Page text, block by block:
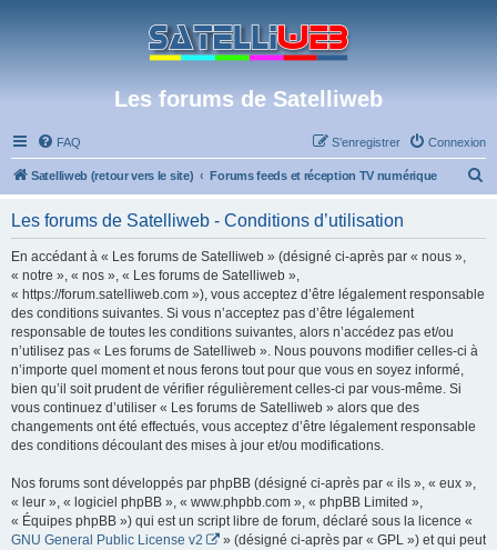
Les forums de Satelliweb
FAQ Connexion
S’enregistrer
Satelliweb (retour vers le site) Forums feeds et réception TV numérique
Les forums de Satelliweb - Conditions d’utilisation
En accédant à « Les forums de Satelliweb » (désigné ci-après par « nous »,
« notre », « nos », « Les forums de Satelliweb »,
« https://forum.satelliweb.com »), vous acceptez d’être légalement responsable
des conditions suivantes. Si vous n’acceptez pas d’être légalement
responsable de toutes les conditions suivantes, alors n’accédez pas et/ou
n’utilisez pas « Les forums de Satelliweb ». Nous pouvons modifier celles-ci à
n’importe quel moment et nous ferons tout pour que vous en soyez informé,
bien qu’il soit prudent de vérifier régulièrement celles-ci par vous-même. Si
vous continuez d’utiliser « Les forums de Satelliweb » alors que des
changements ont été effectués, vous acceptez d’être légalement responsable
des conditions découlant des mises à jour et/ou modifications.
Nos forums sont développés par phpBB (désigné ci-après par « ils », « eux »,
« leur », « logiciel phpBB », « www.phpbb.com », « phpBB Limited »,
« Équipes phpBB ») qui est un script libre de forum, déclaré sous la licence «
GNU General Public License v2
» (désigné ci-après par « GPL ») et qui peut